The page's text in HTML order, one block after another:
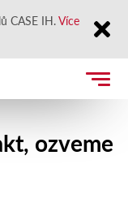
CASE IH.Více
Close
ozveme